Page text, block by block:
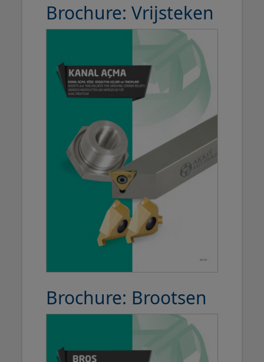
Brochure: Vrijsteken
Brochure: Brootsen